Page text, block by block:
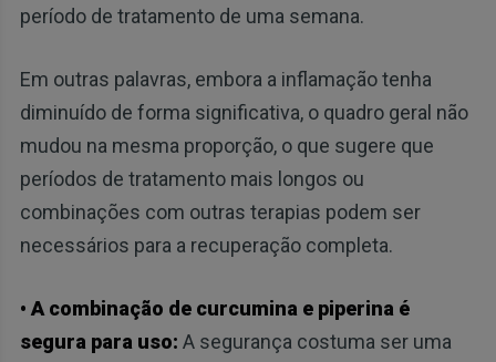
período de tratamento de uma semana.
Em outras palavras, embora a inflamação tenha
diminuído de forma significativa, o quadro geral não
mudou na mesma proporção, o que sugere que
períodos de tratamento mais longos ou
combinações com outras terapias podem ser
necessários para a recuperação completa.
• A combinação de curcumina e piperina é
segura para uso: A segurança costuma ser uma